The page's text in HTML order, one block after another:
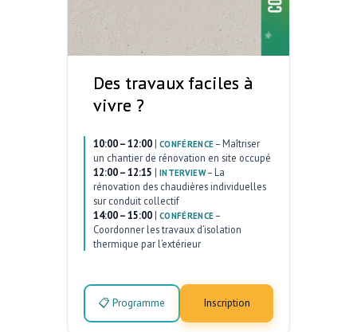
Des travaux faciles à
vivre ?
10:00 – 12:00 | CONFÉRENCE – Maîtriser
un chantier de rénovation en site occupé
12:00 – 12:15 | INTERVIEW– La
rénovation des chaudières individuelles
sur conduit collectif
14:00 – 15:00 | CONFÉRENCE –
Coordonner les travaux d’isolation
thermique par l’extérieur
📋 Programme Inscription